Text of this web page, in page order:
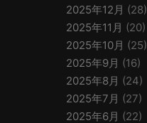
2025年12月 (28)
2025年11月 (20)
2025年10月 (25)
2025年9月 (16)
2025年8月 (24)
2025年7月 (27)
2025年6月 (22)